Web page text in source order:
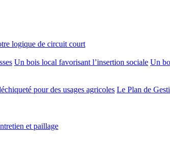
logique de circuit court
Un bois local favorisant l’insertion sociale Un
pour des usages agricoles Le Plan de
et paillage